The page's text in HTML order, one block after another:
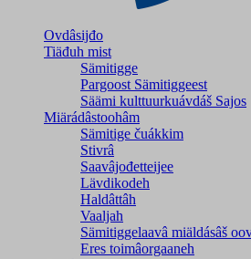
Ovdâsijđo
Tiäđuh mist
Sämitigge
Pargoost Sämitiggeest
Säämi kulttuurkuávdáš Sajos
Miärádâstoohâm
Sämitige čuákkim
Stivrâ
Saavâjođetteijee
Lävdikodeh
Haldâttâh
Vaaljah
Sämitiggelaavâ miäldásâš
Eres toimâorgaaneh